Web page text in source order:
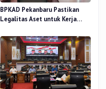
BPKAD Pekanbaru Pastikan
Legalitas Aset untuk Kerja